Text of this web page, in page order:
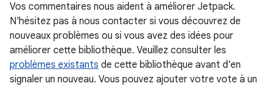
Vos commentaires nous aident à améliorer Jetpack.
N'hésitez pas à nous contacter si vous découvrez de
nouveaux problèmes ou si vous avez des idées pour
améliorer cette bibliothèque. Veuillez consulter les
problèmes existants de cette bibliothèque avant d'en
signaler un nouveau. Vous pouvez ajouter votre vote à un